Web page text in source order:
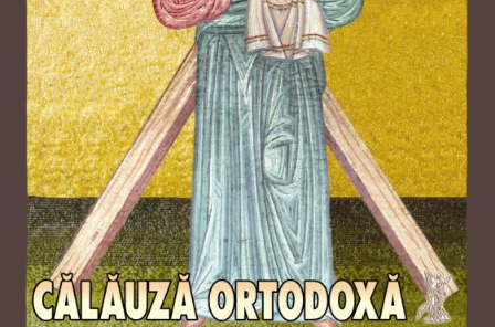
2018
2017
2016
2015
2014
2013
2012
2011